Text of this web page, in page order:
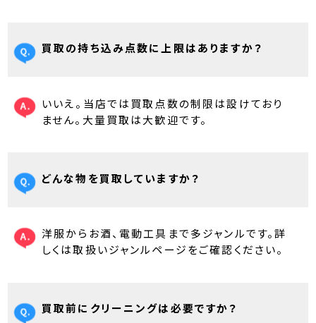
買取の持ち込み点数に上限はありますか？
いいえ。当店では買取点数の制限は設けており
ません。大量買取は大歓迎です。
どんな物を買取していますか？
洋服からお酒、電動工具まで多ジャンルです。詳
しくは取扱いジャンルページをご確認ください。
買取前にクリーニングは必要ですか？